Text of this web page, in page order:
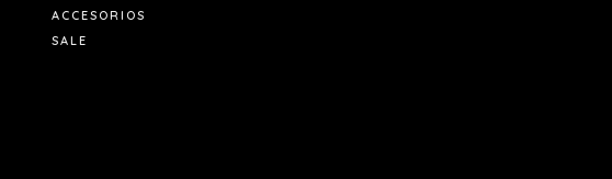
ACCESORIOS
SALE